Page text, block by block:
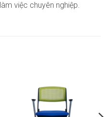
việc chuyên nghiệp.